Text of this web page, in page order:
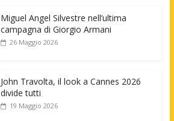
Miguel Angel Silvestre nell’ultima
campagna di Giorgio Armani
26 Maggio 2026
John Travolta, il look a Cannes 2026
divide tutti
19 Maggio 2026